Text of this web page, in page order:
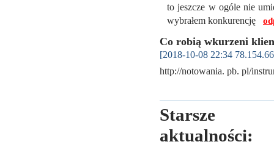
to jeszcze w ogóle nie
wybrałem konkurencję
Co robią wkurzeni
[2018-10-08 22:34
http://notowania. pb. pl/
Starsze
aktualności: